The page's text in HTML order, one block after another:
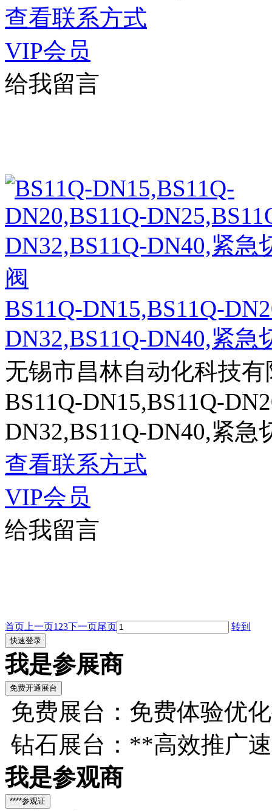
查看联系方式
VIP会员
给我留言
BS11Q-DN15,BS11Q-
DN32,BS11Q-DN40,紧急
无锡市昌林自动化科技有
BS11Q-DN15,BS11Q-
DN32,BS11Q-DN40,紧急
查看联系方式
VIP会员
给我留言
首页 上一页1 23下一页尾页 转到
我是参展商
免费展台：免费体验优
钻石展台：**高效推广
我是参观商